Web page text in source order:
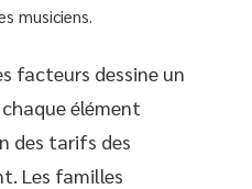
musiciens.
facteurs dessine un
élément
des tarifs des
Les familles